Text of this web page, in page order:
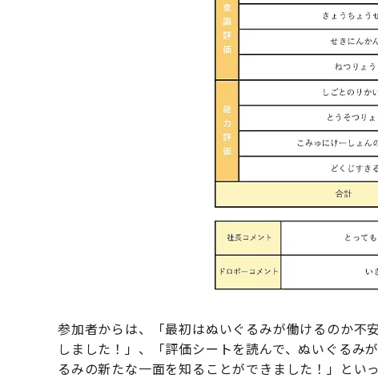
参加者からは、「最初はぬいぐるみが働けるのか不
しました！」、「評価シートを読んで、ぬいぐるみ
るみの新たな一面を知ることができました！」とい